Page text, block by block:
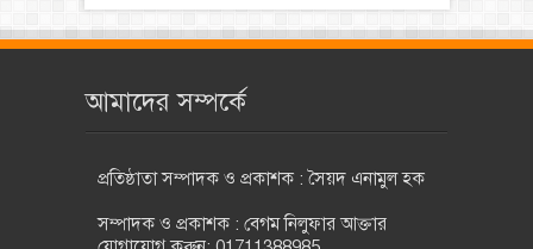
আমাদের সম্পর্কে
প্রতিষ্ঠাতা সম্পাদক ও প্রকাশক : সৈয়দ এনামুল হক
সম্পাদক ও প্রকাশক : বেগম নিলুফার আক্তার